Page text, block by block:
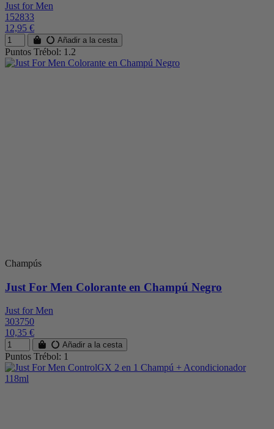
Just for Men
152833
12,95 €
Añadir a la cesta
Puntos Trébol: 1.2
Champús
Just For Men Colorante en Champú Negro
Just for Men
303750
10,35 €
Añadir a la cesta
Puntos Trébol: 1